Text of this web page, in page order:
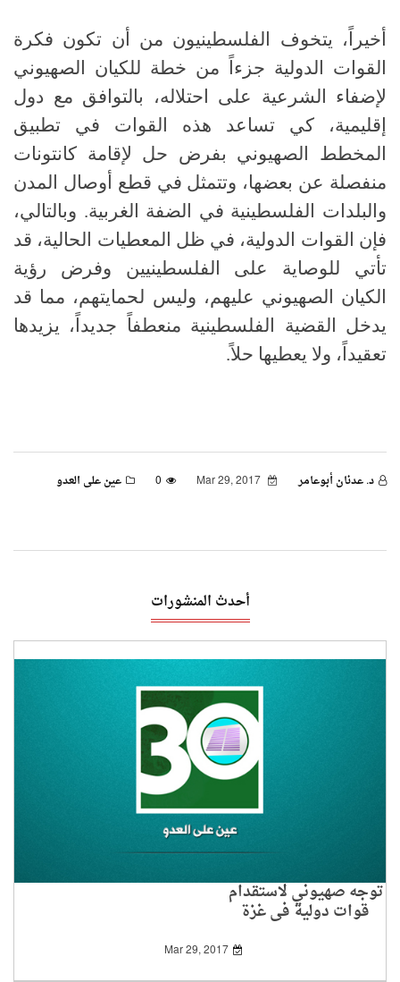
أخيراً، يتخوف الفلسطينيون من أن تكون فكرة
القوات الدولية جزءاً من خطة للكيان الصهيوني
لإضفاء الشرعية على احتلاله، بالتوافق مع دول
إقليمية، كي تساعد هذه القوات في تطبيق
المخطط الصهيوني بفرض حل لإقامة كانتونات
منفصلة عن بعضها، وتتمثل في قطع أوصال المدن
والبلدات الفلسطينية في الضفة الغربية. وبالتالي،
فإن القوات الدولية، في ظل المعطيات الحالية، قد
تأتي للوصاية على الفلسطينيين وفرض رؤية
الكيان الصهيوني عليهم، وليس لحمايتهم، مما قد
يدخل القضية الفلسطينية منعطفاً جديداً، يزيدها
تعقيداً، ولا يعطيها حلاً.
د. عدنان أبوعامر 0 عين على العدو
أحدث المنشورات
توجه صهيوني لاستقدام
قوات دولية في غزة
Mar 29, 2017